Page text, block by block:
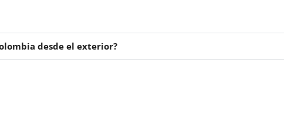
desde el exterior?